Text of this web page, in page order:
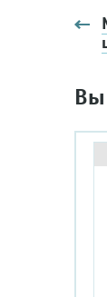
Вы